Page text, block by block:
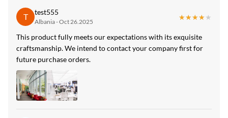
T test555
Albania - Oct 26.2025
★★★★★
★★★★★
This product fully meets our expectations with its exquisite
craftsmanship. We intend to contact your company first for
future purchase orders.